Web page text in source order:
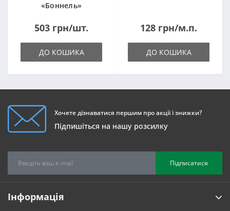
«Боннель»
503 грн/шт.
ДО КОШИКА
128 грн/м.п.
ДО КОШИКА
Хочете дізнаватися першим про акції і знижки?
Підпишіться на нашу розсилку
Підписатися
Інформація